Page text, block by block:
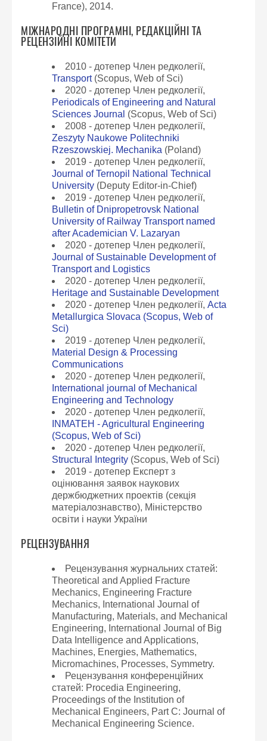
France), 2014.
МІЖНАРОДНІ ПРОГРАМНІ, РЕДАКЦІЙНІ ТА
РЕЦЕНЗІЙНІ КОМІТЕТИ
2010 - дотепер Член редколегії,
Transport (Scopus, Web of Sci)
2020 - дотепер Член редколегії,
Periodicals of Engineering and Natural
Sciences Journal (Scopus, Web of Sci)
2008 - дотепер Член редколегії,
Zeszyty Naukowe Politechniki
Rzeszowskiej. Mechanika (Poland)
2019 - дотепер Член редколегії,
Journal of Ternopil National Technical
University (Deputy Editor-in-Chief)
2019 - дотепер Член редколегії,
Bulletin of Dnipropetrovsk National
University of Railway Transport named
after Academician V. Lazaryan
2020 - дотепер Член редколегії,
Journal of Sustainable Development of
Transport and Logistics
2020 - дотепер Член редколегії,
Heritage and Sustainable Development
2020 - дотепер Член редколегії,Acta
Metallurgica Slovaca (Scopus, Web of
Sci)
2019 - дотепер Член редколегії,
Material Design & Processing
Communications
2020 - дотепер Член редколегії,
International journal of Mechanical
Engineering and Technology
2020 - дотепер Член редколегії,
INMATEH - Agricultural Engineering
(Scopus, Web of Sci)
2020 - дотепер Член редколегії,
Structural Integrity (Scopus, Web of Sci)
2019 - дотепер Експерт з
оцінювання заявок наукових
держбюджетних проектів (секція
матеріалознавство), Міністерство
освіти і науки України
РЕЦЕНЗУВАННЯ
Рецензування журнальних статей:
Theoretical and Applied Fracture
Mechanics, Engineering Fracture
Mechanics, International Journal of
Manufacturing, Materials, and Mechanical
Engineering, International Journal of Big
Data Intelligence and Applications,
Machines, Energies, Mathematics,
Micromachines, Processes, Symmetry.
Рецензування конференційних
статей: Procedia Engineering,
Proceedings of the Institution of
Mechanical Engineers, Part C: Journal of
Mechanical Engineering Science.